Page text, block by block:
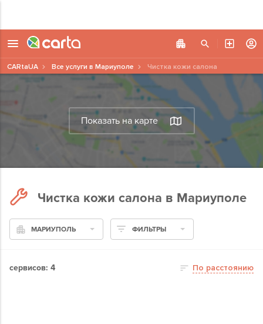
Показать на карте
CARtaUA Все услуги в Мариуполе Чистка кожи салона
Чистка кожи салона в Мариуполе
МАРИУПОЛЬ ФИЛЬТРЫ
сервисов: 4 По расстоянию